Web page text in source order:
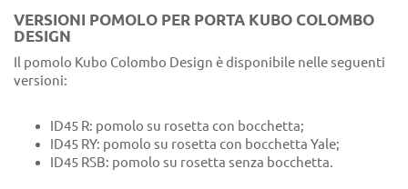
VERSIONI POMOLO PER PORTA KUBO COLOMBO
DESIGN
Il pomolo Kubo Colombo Design è disponibile nelle seguenti
versioni:
ID45 R: pomolo su rosetta con bocchetta;
ID45 RY: pomolo su rosetta con bocchetta Yale;
ID45 RSB: pomolo su rosetta senza bocchetta.